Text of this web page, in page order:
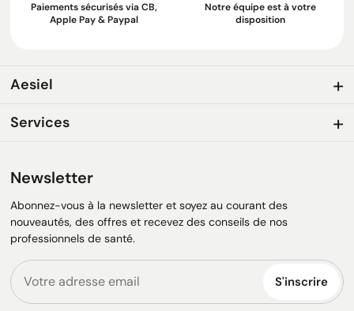
Paiements sécurisés via CB,
Apple Pay & Paypal
Notre équipe est à votre
disposition
Aesiel
Services
Newsletter
Abonnez-vous à la newsletter et soyez au courant des
nouveautés, des offres et recevez des conseils de nos
professionnels de santé.
S'inscrire